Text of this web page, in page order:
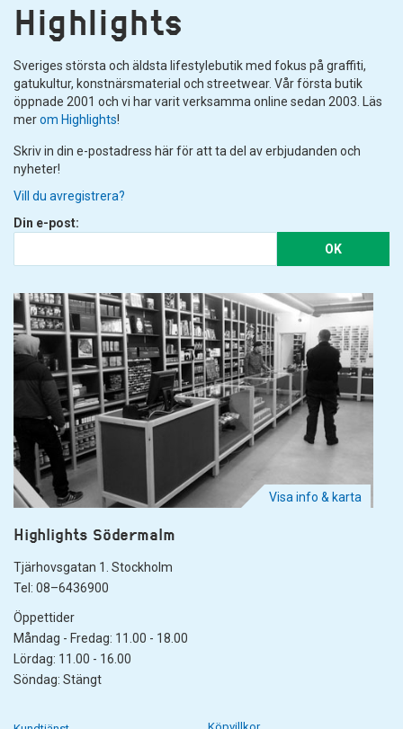
Highlights
Sveriges största och äldsta lifestylebutik med fokus på graffiti,
gatukultur, konstnärsmaterial och streetwear. Vår första butik
öppnade 2001 och vi har varit verksamma online sedan 2003. Läs
merom Highlights!
Skriv in din e-postadress här för att ta del av erbjudanden och
nyheter!
Vill du avregistrera?
Din e-post:
OK
Visa info & karta
Highlights Södermalm
Tjärhovsgatan 1. Stockholm
Tel: 08–6436900
Öppettider
Måndag - Fredag: 11.00 - 18.00
Lördag: 11.00 - 16.00
Söndag: Stängt